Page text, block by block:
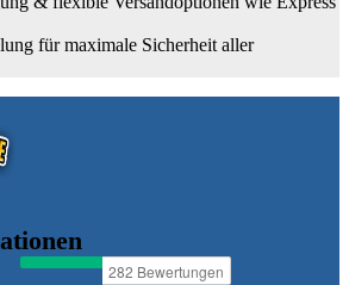
für maximale Sicherheit aller